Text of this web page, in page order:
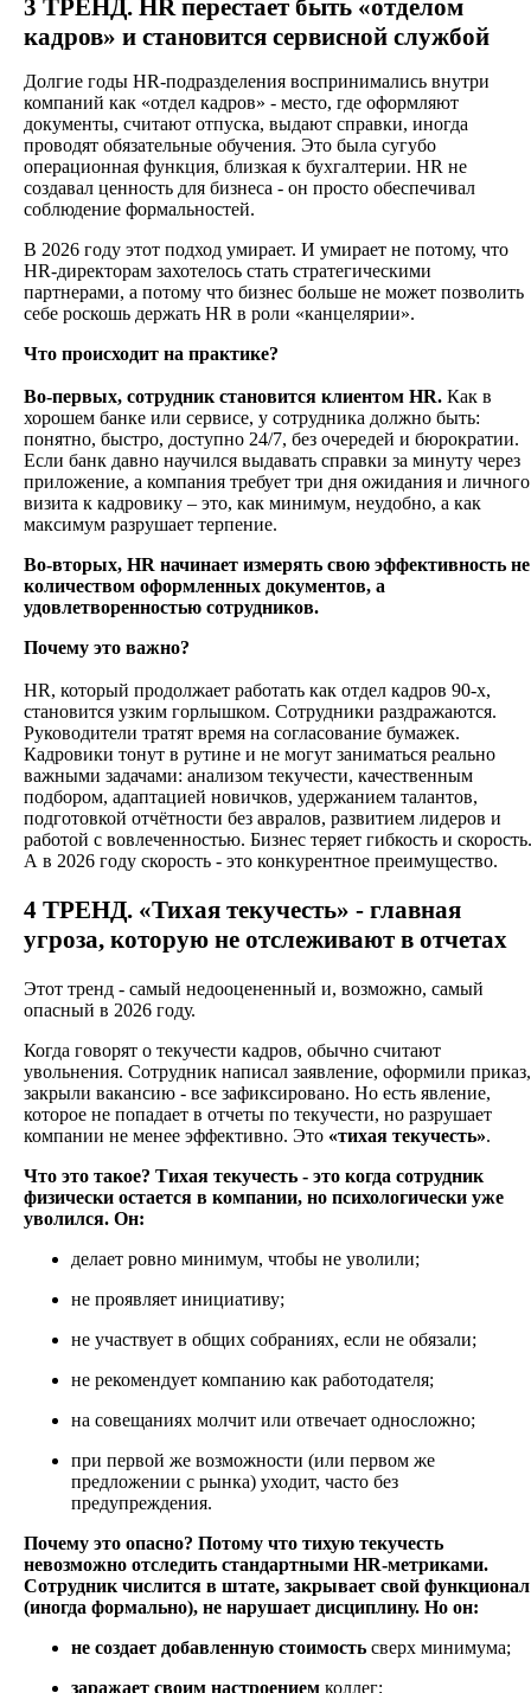
3 ТРЕНД. HR перестает быть «отделом
кадров» и становится сервисной службой
Долгие годы HR-подразделения воспринимались внутри
компаний как «отдел кадров» - место, где оформляют
документы, считают отпуска, выдают справки, иногда
проводят обязательные обучения. Это была сугубо
операционная функция, близкая к бухгалтерии. HR не
создавал ценность для бизнеса - он просто обеспечивал
соблюдение формальностей.
В 2026 году этот подход умирает. И умирает не потому, что
HR-директорам захотелось стать стратегическими
партнерами, а потому что бизнес больше не может позволить
себе роскошь держать HR в роли «канцелярии».
Что происходит на практике?
Во-первых, сотрудник становится клиентом HR. Как в
хорошем банке или сервисе, у сотрудника должно быть:
понятно, быстро, доступно 24/7, без очередей и бюрократии.
Если банк давно научился выдавать справки за минуту через
приложение, а компания требует три дня ожидания и личного
визита к кадровику – это, как минимум, неудобно, а как
максимум разрушает терпение.
Во-вторых, HR начинает измерять свою эффективность не
количеством оформленных документов, а
удовлетворенностью сотрудников.
Почему это важно?
HR, который продолжает работать как отдел кадров 90-х,
становится узким горлышком. Сотрудники раздражаются.
Руководители тратят время на согласование бумажек.
Кадровики тонут в рутине и не могут заниматься реально
важными задачами: анализом текучести, качественным
подбором, адаптацией новичков, удержанием талантов,
подготовкой отчётности без авралов, развитием лидеров и
работой с вовлеченностью. Бизнес теряет гибкость и скорость.
А в 2026 году скорость - это конкурентное преимущество.
4 ТРЕНД. «Тихая текучесть» - главная
угроза, которую не отслеживают в отчетах
Этот тренд - самый недооцененный и, возможно, самый
опасный в 2026 году.
Когда говорят о текучести кадров, обычно считают
увольнения. Сотрудник написал заявление, оформили приказ,
закрыли вакансию - все зафиксировано. Но есть явление,
которое не попадает в отчеты по текучести, но разрушает
компании не менее эффективно. Это «тихая текучесть».
Что это такое? Тихая текучесть - это когда сотрудник
физически остается в компании, но психологически уже
уволился. Он:
делает ровно минимум, чтобы не уволили;
не проявляет инициативу;
не участвует в общих собраниях, если не обязали;
не рекомендует компанию как работодателя;
на совещаниях молчит или отвечает односложно;
при первой же возможности (или первом же
предложении с рынка) уходит, часто без
предупреждения.
Почему это опасно? Потому что тихую текучесть
невозможно отследить стандартными HR-метриками.
Сотрудник числится в штате, закрывает свой функционал
(иногда формально), не нарушает дисциплину. Но он:
не создает добавленную стоимость сверх минимума;
заражает своим настроением коллег;